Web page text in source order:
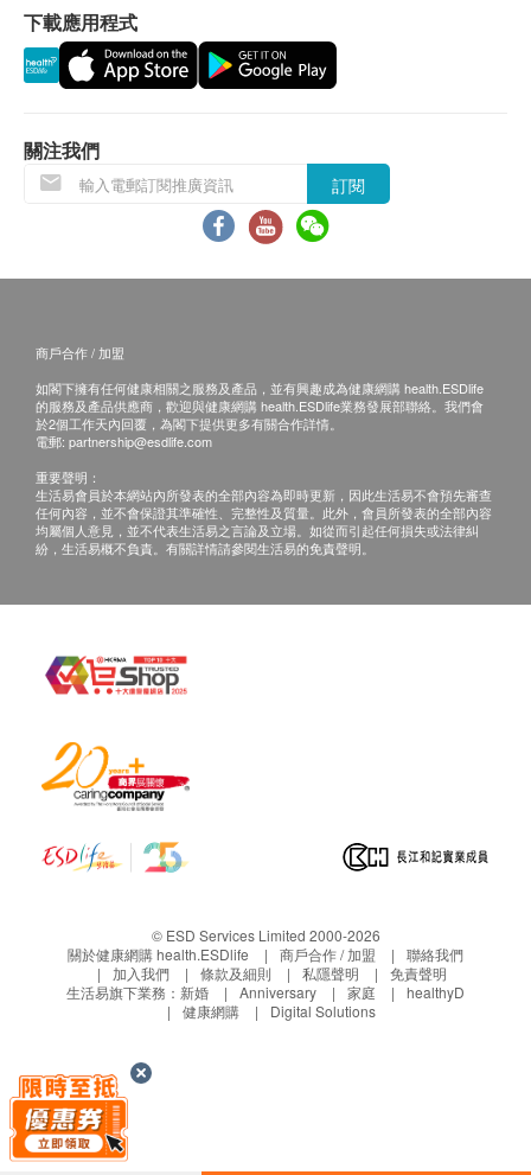
者需帶同授權書及該客戶之身分證副本到本中心領
取有關報告。
如有爭議，毅力醫護健康集團保留最後決定權。
免責聲明：
所有健康檢查/服務並非作為醫務診斷或治療用
途。當閣下身體健康出現任何疾病徵兆時，應立即
有關此服務/產品的錯漏或延誤，或因使用此服務/
產品而引致的損失、損害、受傷或法律訴訟，健康
網購health.ESDlife概不負責。一切有關的索償或
查詢，須向提供服務之體檢中心或商戶提出。
下載應用程式
關注我們
訂閱
商戶合作 / 加盟
如閣下擁有任何健康相關之服務及產品，並有興趣成為健康網購 health.ESDlife
的服務及產品供應商，歡迎與健康網購 health.ESDlife業務發展部聯絡。我們會
於2個工作天內回覆，為閣下提供更多有關合作詳情。
電郵: partnership@esdlife.com
重要聲明：
生活易會員於本網站內所發表的全部內容為即時更新，因此生活易不會預先審查
任何內容，並不會保證其準確性、完整性及質量。此外，會員所發表的全部內容
均屬個人意見，並不代表生活易之言論及立場。如從而引起任何損失或法律糾
紛，生活易概不負責。有關詳情請參閱生活易的免責聲明。
© ESD Services Limited 2000-2026
關於健康網購 health.ESDlife
商戶合作 / 加盟
聯絡我們
加入我們
條款及細則 私隱聲明
免責聲明
生活易旗下業務： 新婚 Anniversary 家庭
healthyD
健康網購
Digital Solutions